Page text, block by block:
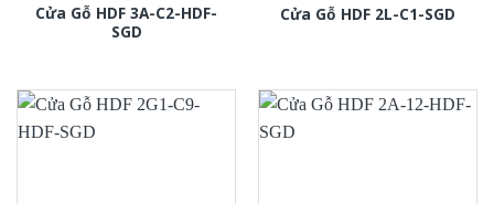
Cửa Gỗ HDF 3A-C2-HDF-
SGD
Cửa Gỗ HDF 2L-C1-SGD